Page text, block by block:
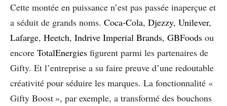
Cette montée en puissance n’est pas passée inaperçue et
a séduit de grands noms. Coca-Cola, Djezzy, Unilever,
Lafarge, Heetch, Indrive Imperial Brands, GBFoods ou
encore TotalEnergies figurent parmi les partenaires de
Gifty. Et l’entreprise a su faire preuve d’une redoutable
créativité pour séduire les marques. La fonctionnalité «
Gifty Boost », par exemple, a transformé des bouchons